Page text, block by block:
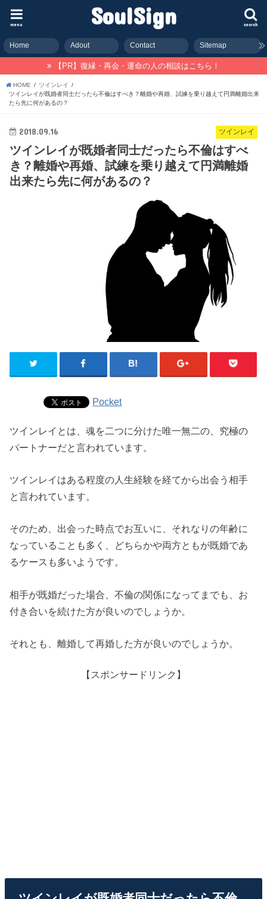
SoulSign search
menu
Home Adout Contact Sitemap
【PR】復縁・再会・運命の人の相談はこちら！
HOME
ツインレイ
ツインレイが既婚者同士だったら不倫はすべき？離婚や再婚、試練を乗り越えて円満離婚出来
たら先に何があるの？
ツインレイ
2018.09.16
ツインレイが既婚者同士だったら不倫はすべ
き？離婚や再婚、試練を乗り越えて円満離婚
出来たら先に何があるの？
Pocket
ツインレイとは、魂を二つに分けた唯一無二の、究極の
パートナーだと言われています。
ツインレイはある程度の人生経験を経てから出会う相手
と言われています。
そのため、出会った時点でお互いに、それなりの年齢に
なっていることも多く、どちらかや両方ともが既婚であ
るケースも多いようです。
相手が既婚だった場合、不倫の関係になってまでも、お
付き合いを続けた方が良いのでしょうか。
それとも、離婚して再婚した方が良いのでしょうか。
【スポンサードリンク】